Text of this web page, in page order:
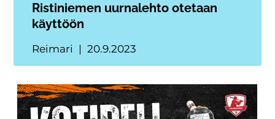
Ristiniemen uurnalehto otetaan
käyttöön
Reimari 20.9.2023